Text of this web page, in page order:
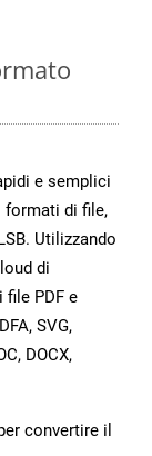
e semplici
formati di file,
Utilizzando
di
file PDF e
SVG,
DOCX,
convertire il